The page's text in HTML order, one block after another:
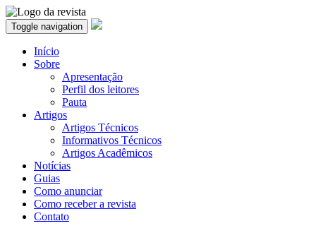
Toggle navigation
Início
Sobre
Apresentação
Perfil dos leitores
Pauta
Artigos
Artigos Técnicos
Informativos Técnicos
Artigos Acadêmicos
Notícias
Guias
Como anunciar
Como receber a revista
Contato